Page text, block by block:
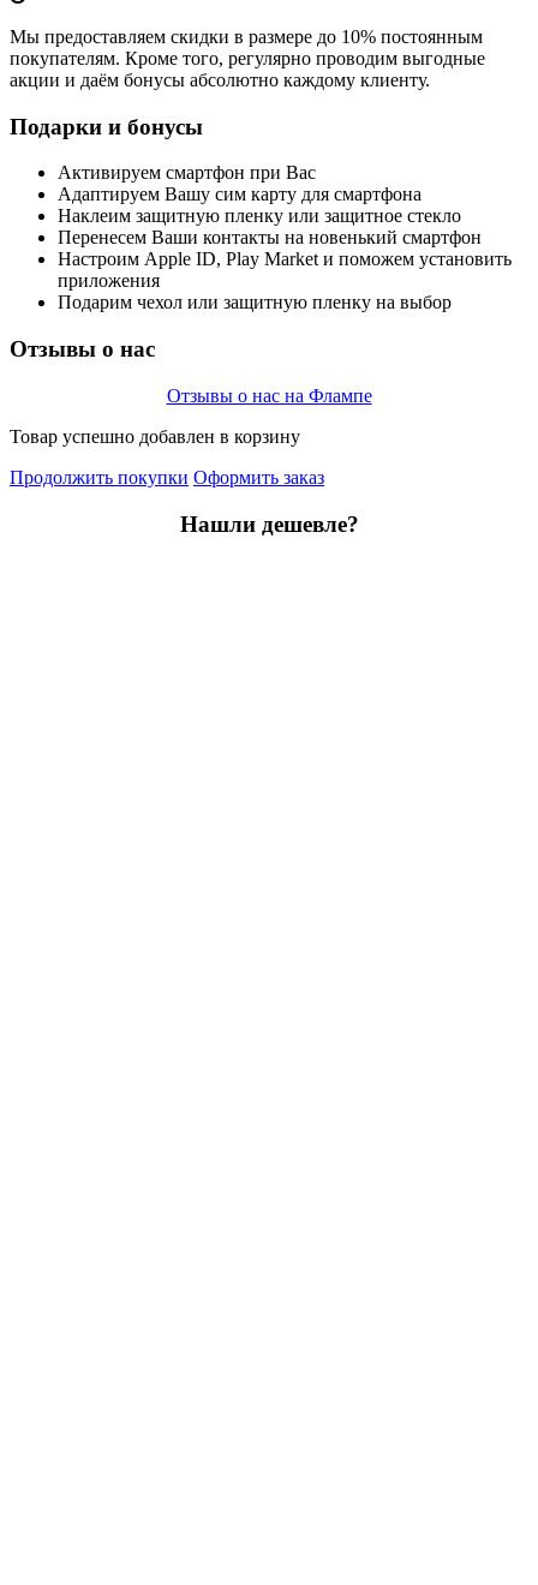
Мы предоставляем скидки в размере до 10% постоянным
покупателям. Кроме того, регулярно проводим выгодные
акции и даём бонусы абсолютно каждому клиенту.
Подарки и бонусы
Активируем смартфон при Вас
Адаптируем Вашу сим карту для смартфона
Наклеим защитную пленку или защитное стекло
Перенесем Ваши контакты на новенький смартфон
Настроим Apple ID, Play Market и поможем установить
приложения
Подарим чехол или защитную пленку на выбор
Отзывы о нас
Отзывы о нас на Флампе
Товар успешно добавлен в корзину
Продолжить покупки Оформить заказ
Нашли дешевле?